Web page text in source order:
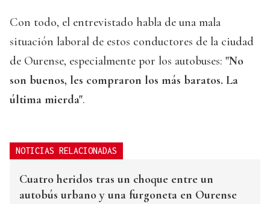
Con todo, el entrevistado habla de una mala
situación laboral de estos conductores de la ciudad
de Ourense, especialmente por los autobuses: "No
son buenos, les compraron los más baratos. La
última mierda".
NOTICIAS RELACIONADAS
Cuatro heridos tras un choque entre un
autobús urbano y una furgoneta en Ourense